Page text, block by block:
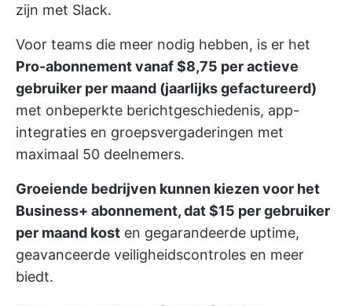
zijn met Slack.
Voor teams die meer nodig hebben, is er het
Pro-abonnement vanaf $8,75 per actieve
gebruiker per maand (jaarlijks gefactureerd)
met onbeperkte berichtgeschiedenis, app-
integraties en groepsvergaderingen met
maximaal 50 deelnemers.
Groeiende bedrijven kunnen kiezen voor het
Business+ abonnement, dat $15 per gebruiker
per maand kost en gegarandeerde uptime,
geavanceerde veiligheidscontroles en meer
biedt.